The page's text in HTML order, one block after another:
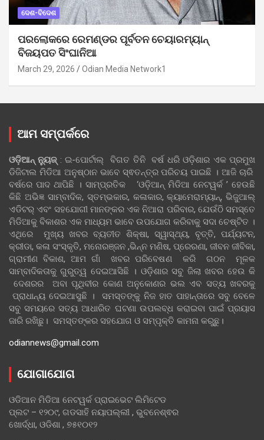
ଦେଶ-ବିଦେଶ
ପରଲୋକରେ ରେମଣ୍ଡର ପୂର୍ବତନ ଚେୟାରମ୍ୟାନ୍
ବିଜୟପତ ସିଂଘାନିଆ
March 29, 2026 Odian Media Network1
ଆମ ସମ୍ପର୍କରେ
ଓଡ଼ିଆନ୍‍ ନ୍ୟୁଜ୍‍: ଇ-ପୋର୍ଟାଲ୍ ବିଗତ ତିନି ବର୍ଷ ଧରି ଓଡ଼ିଶାର ଏକ ପ୍ରମୁଖ
ଡିଜିଟାଲ ମିଡିଆ ଅନୁଷ୍ଠାନ ଭାବେ ସ୍ଵତନ୍ତ୍ର ପରିଚୟ ପାଇଛି । ଆଜି ଚାରି
ବର୍ଷରେ ପାଦ ଥାପିଛି । ସାମ୍ପ୍ରତିକ ‘ଓଡ଼ିଆନ୍‍ ମିଡିଆ ନେଟୱର୍କ ’ ହେଉଛି
କିଛି ଅଭିଜ୍ଞ ସାମ୍ବାଦିକ, ସ୍ତମ୍ଭକାର, କଳାକାର, କ୍ୟାମେରାମ୍ୟାନ୍, ଭିଜୁଆଲ୍
ଏଡିଟର୍ ଏବଂ ସହଯୋଗୀ ମାନଙ୍କର ଏକ ନିଆରା ପରିବାର, ଯେଉଁଠି ସମସ୍ତେ
ମିଡିଆକୁ ବିକାଶର ଏକ ମାଧ୍ୟମ ଭାବେ ଉପଯୋଗ କରିବାକୁ ସଦା ଚେଷ୍ଟିତ ।
ଏଥିରେ ମୁଖ୍ୟ ଖବର ବ୍ୟତୀତ ଶିକ୍ଷା, ସ୍ୱାସ୍ଥ୍ୟ, ବୃତ୍ତି, ପର୍ଯ୍ୟଟନ,
କ୍ରୀଡା, କଳା ସଂସ୍କୃତି, ମନୋରଞ୍ଜନ ,ଭିନ୍ନ ମଣିଷ, ପ୍ରେରଣା, ଜୀବନ ଜୀବିକା,
ଗ୍ରାମୀଣ ବିକାଶ, ଆମ ଗାଁ ଖବର ପରିବେଷଣ କରି ଗଠନ ମୂଳକ
ସାମ୍ବାଦିକତାକୁ ଗୁରୁତ୍ୱ ଦେଇଆସିଛି । ଓଡ଼ିଶାର ସବୁ ଜିଲା ଖବର ହେଉ କି
ଦେଶରର ଅବା ପୃଥିବୀର କୋଣ ଅନୁକୋଣର ଭଲ ଏବ ସତ୍ୟ ଖବରକୁ
ପ୍ରାଧାନ୍ୟ ଦେଇଆସୁଛି । ସମସ୍ତଙ୍କୁ ନିଜ ହାତ ପାହାନ୍ତାରେ ସବୁ ବେଳେ
ସବୁ ସମୟରେ ସତ୍ୟ ଆଧାରିତ ଘଟଣା ଉପଲବ୍ଧ କରାଇବା ପାଇଁ ପ୍ରୟାସ
ଜାରି ରଖିଛୁ। ସମସ୍ତଙ୍କର ସହଯୋଗ ଓ ସମ୍ପୃକ୍ତି କାମନା କରୁଛୁ।
odiannews@gmail.com
ଯୋଗାଯୋଗ
ଓଡିଆନ ମିଡିଆ ନେଟୱର୍କ ପ୍ରାଇଭେଟ ଲିମିଟେଡ
ପ୍ଲଟ – ୧୨୦୯, ଗଡସାହି ନୟାପଲ୍ଲୀ , ଭୁବନେଶ୍ଵର
ଖୋର୍ଦ୍ଧା, ଓଡିଶା , ୭୫୧୦୧୨